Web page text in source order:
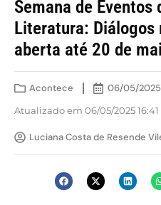
Semana de
Literatura: Diálogos
aberta até 20 de
Acontece 06/05/2025
Atualizado em 06/05/2025 16:41
Luciana Costa de Resende